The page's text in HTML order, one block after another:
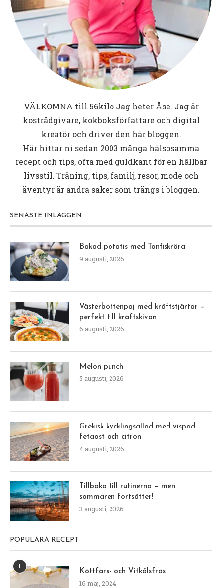
VÄLKOMNA till 56kiloJag heter Åse. Jag är
kostrådgivare, kokboksförfattare och digital
kreatör och driver den här bloggen.
Här hittar ni sedan 2003 många hälsosamma
recept och tips, ofta med guldkant för en hållbar
livsstil. Träning, tips, familj, resor, mode och
äventyr är andra saker som trängs i bloggen.
SENASTE INLÄGGEN
Bakad potatis med Tonfiskröra
9 augusti, 2026
Västerbottenpaj med kräftstjärtar –
perfekt till kräftskivan
6 augusti, 2026
Melon punch
5 augusti, 2026
Grekisk kycklingsallad med vispad
fetaost och citron
4 augusti, 2026
Tillbaka till rutinerna – men
sommaren fortsätter!
3 augusti, 2026
POPULÄRA RECEPT
Köttfärs- och Vitkålsfräs
16 maj, 2024